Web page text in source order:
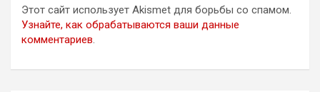
Этот сайт использует Akismet для борьбы со спамом.
Узнайте, как обрабатываются ваши данные
комментариев.